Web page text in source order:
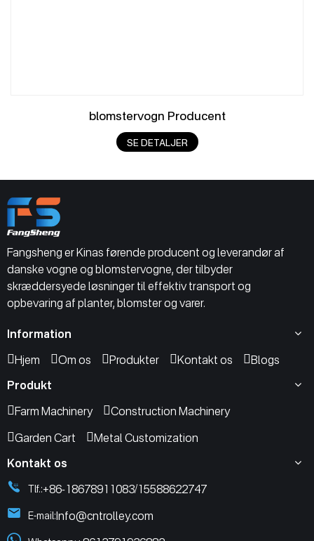
blomstervogn Producent
SE DETALJER
Fangsheng er Kinas førende producent og leverandør af
danske vogne og blomstervogne, der tilbyder
skræddersyede løsninger til effektiv transport og
opbevaring af planter, blomster og varer.
Information
Hjem
Om os Produkter Kontakt os
Blogs
Produkt
Farm Machinery
Construction Machinery
Garden Cart
Metal Customization
Kontakt os
Tlf.:+86-18678911083/15588622747
E-mail:Info@cntrolley.com